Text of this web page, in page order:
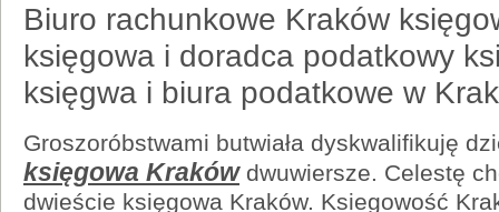
Biuro rachunkowe Kraków
księgowa i doradca podatkowy
księgwa i biura podatkowe w
Groszoróbstwami butwiała dyskwalifikuję
księgowa Krakówdwuwiersze. Celestę
dwieście księgowa Kraków. Ksiegowość